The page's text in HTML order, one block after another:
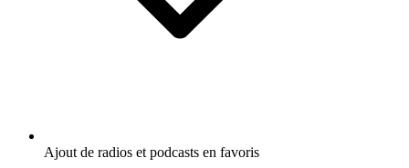
Ajout de radios et podcasts en favoris